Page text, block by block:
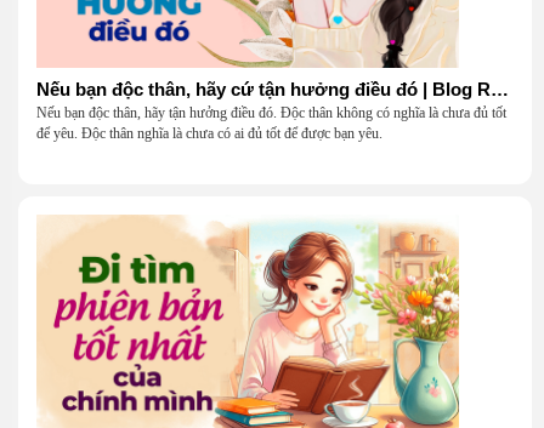
Nếu bạn độc thân, hãy cứ tận hưởng điều đó | Blog Radio 904
Nếu bạn độc thân, hãy tận hưởng điều đó. Độc thân không có nghĩa là chưa đủ tốt
để yêu. Độc thân nghĩa là chưa có ai đủ tốt để được bạn yêu.